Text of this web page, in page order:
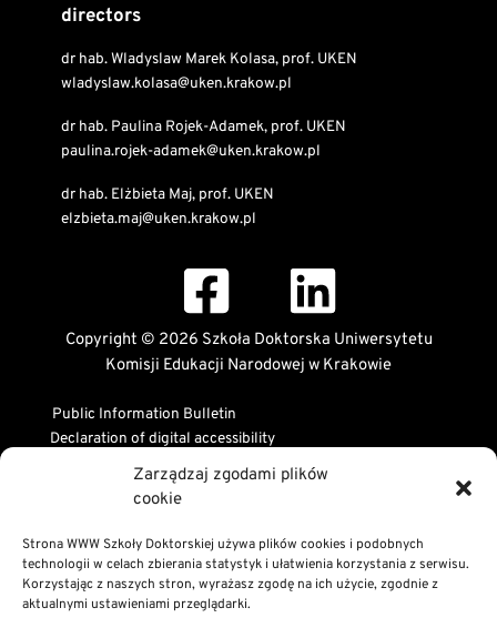
Zarządzaj zgodami plików
cookie
Strona WWW Szkoły Doktorskiej używa plików cookies i podobnych
technologii w celach zbierania statystyk i ułatwienia korzystania z serwisu.
Korzystając z naszych stron, wyrażasz zgodę na ich użycie, zgodnie z
aktualnymi ustawieniami przeglądarki.
directors
dr hab. Wladyslaw Marek Kolasa, prof. UKEN
wladyslaw.kolasa@uken.krakow.pl
dr hab. Paulina Rojek-Adamek, prof. UKEN
paulina.rojek-adamek@uken.krakow.pl
dr hab. Elżbieta Maj, prof. UKEN
elzbieta.maj@uken.krakow.pl
Copyright © 2026 Szkoła Doktorska Uniwersytetu
Komisji Edukacji Narodowej w Krakowie
Public Information Bulletin
Declaration of digital accessibility
RODO Statement
Privacy and Cookies Policy